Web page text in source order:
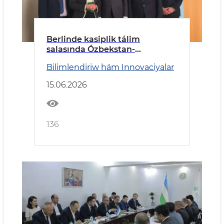
Berlinde kasiplik tálim
salasında Ózbekstan-
Bilimlendiriw hám Innovaciyalar
15.06.2026
136